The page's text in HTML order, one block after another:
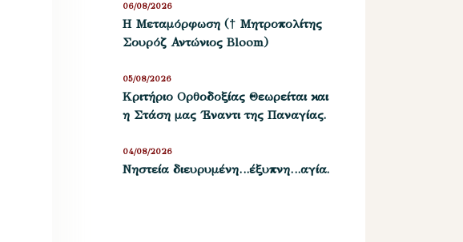
Η Μεταμόρφωση († Μητροπολίτης
Σουρόζ Αντώνιος Bloom)
06/08/2026
Kριτήριο Oρθοδοξίας Θεωρείται και
η Στάση μας ΄Εναντι της Παναγίας.
05/08/2026
Νηστεία διευρυμένη…έξυπνη…αγία.
04/08/2026